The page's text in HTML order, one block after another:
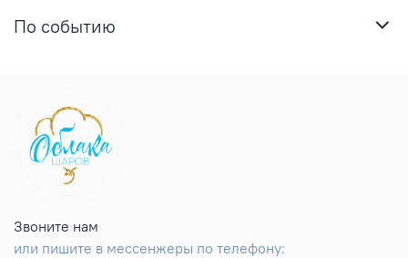
По событию
Звоните нам
или пишите в мессенжеры по телефону: